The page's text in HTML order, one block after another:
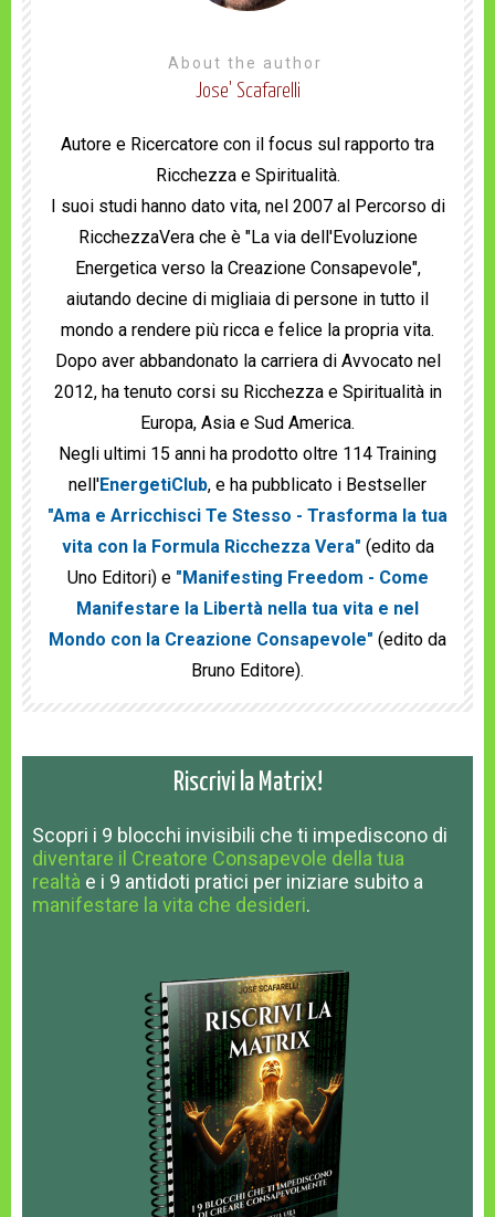
About the author
Jose' Scafarelli
Autore e Ricercatore con il focus sul rapporto tra
Ricchezza e Spiritualità.
I suoi studi hanno dato vita, nel 2007 al Percorso di
RicchezzaVera che è "La via dell'Evoluzione
Energetica verso la Creazione Consapevole",
aiutando decine di migliaia di persone in tutto il
mondo a rendere più ricca e felice la propria vita.
Dopo aver abbandonato la carriera di Avvocato nel
2012, ha tenuto corsi su Ricchezza e Spiritualità in
Europa, Asia e Sud America.
Negli ultimi 15 anni ha prodotto oltre 114 Training
nell'EnergetiClub, e ha pubblicato i Bestseller
"Ama e Arricchisci Te Stesso - Trasforma la tua
vita con la Formula Ricchezza Vera" (edito da
Uno Editori) e "Manifesting Freedom - Come
Manifestare la Libertà nella tua vita e nel
Mondo con la Creazione Consapevole" (edito da
Bruno Editore).
Riscrivi la Matrix!
Scopri i 9 blocchi invisibili che ti impediscono di
diventare il Creatore Consapevole della tua
realtà e i 9 antidoti pratici per iniziare subito a
manifestare la vita che desideri.